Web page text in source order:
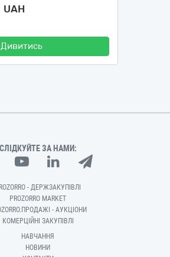
Дивитись
СЛІДКУЙТЕ ЗА НАМИ:
- ДЕРЖЗАКУПІВЛІ
PROZORRO MARKET
- АУКЦІОНИ
КОМЕРЦІЙНІ ЗАКУПІВЛІ
НАВЧАННЯ
НОВИНИ